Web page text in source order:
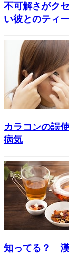
不可解さがク
い彼とのティ
カラコンの誤
病気
知ってる？